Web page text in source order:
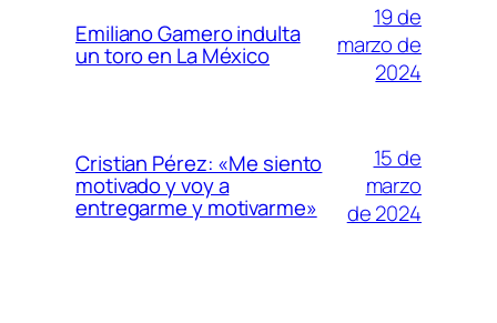
Emiliano Gamero indulta
un toro en La México
19 de
marzo de
2024
Cristian Pérez: «Me siento
motivado y voy a
entregarme y motivarme»
15 de
marzo
de 2024